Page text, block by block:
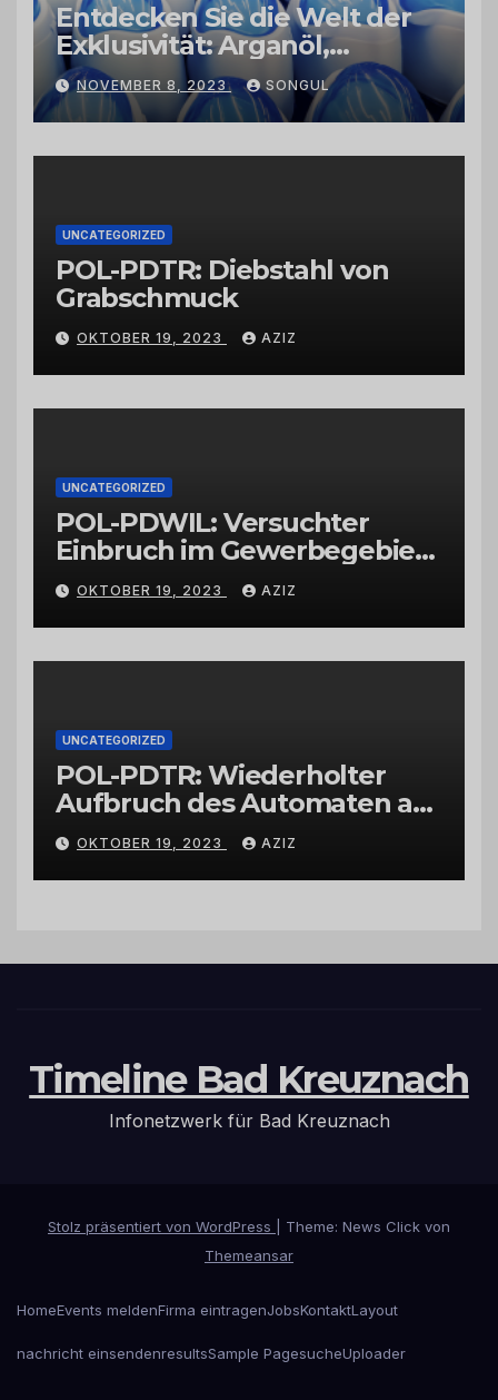
Entdecken Sie die Welt der
Exklusivität: Arganöl,
Kaktusfeigenkernöl und
Schwarzkümmelöl von
vertrauenswürdigen
Großhändlern und Anbietern
NOVEMBER 8, 2023 SONGUL
UNCATEGORIZED
POL-PDTR: Diebstahl von
Grabschmuck
OKTOBER 19, 2023 AZIZ
UNCATEGORIZED
POL-PDWIL: Versuchter
Einbruch im Gewerbegebiet
Wittlich
OKTOBER 19, 2023 AZIZ
UNCATEGORIZED
POL-PDTR: Wiederholter
Aufbruch des Automaten am
Wohnmobilstellplatz in
Hermeskeil am Labachweg
OKTOBER 19, 2023 AZIZ
Timeline Bad Kreuznach
Infonetzwerk für Bad Kreuznach
Stolz präsentiert von WordPress
Theme: News Click von
Themeansar
HomeEvents meldenFirma eintragenJobsKontaktLayout
nachricht einsendenresultsSample PagesucheUploader